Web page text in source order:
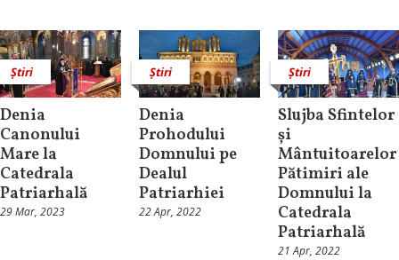
Știri
Denia
Canonului
Mare la
Catedrala
Patriarhală
29 Mar, 2023
Știri
Denia
Prohodului
Domnului pe
Dealul
Patriarhiei
22 Apr, 2022
Știri
Slujba Sfintelor
și
Mântuitoarelor
Pătimiri ale
Domnului la
Catedrala
Patriarhală
21 Apr, 2022